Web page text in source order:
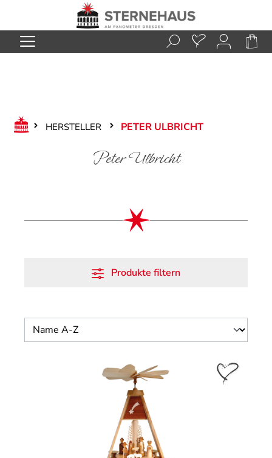
Zum Hauptinhalt springen
HERSTELLER PETER ULBRICHT
Peter Ulbricht
Produkte filtern